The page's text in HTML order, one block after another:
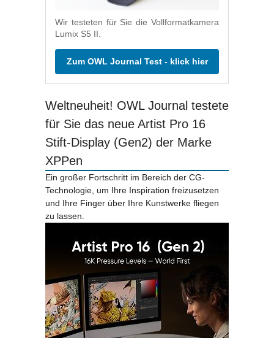
Wir testeten für Sie die Vollformatkamera
Lumix S5 II.
Zum OWL Journal Test - klick hier
Weltneuheit! OWL Journal testete
für Sie das neue Artist Pro 16
Stift-Display (Gen2) der Marke
XPPen
Ein großer Fortschritt im Bereich der CG-
Technologie, um Ihre Inspiration freizusetzen
und Ihre Finger über Ihre Kunstwerke fliegen
zu lassen.